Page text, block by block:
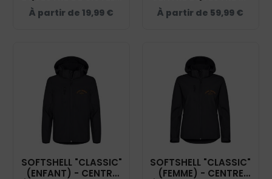
– ORANGE - BM903
À partir de 19,99 €
SISTELS - NOIR -
QD70S
À partir de 59,99 €
SOFTSHELL "CLASSIC"
(ENFANT) - CENTRE
SOFTSHELL "CLASSIC"
(FEMME) - CENTRE